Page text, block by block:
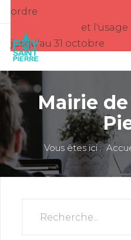
ordre
et l'usage
jusqu'au 31 octobre
Mairie
Vous êtes ici :